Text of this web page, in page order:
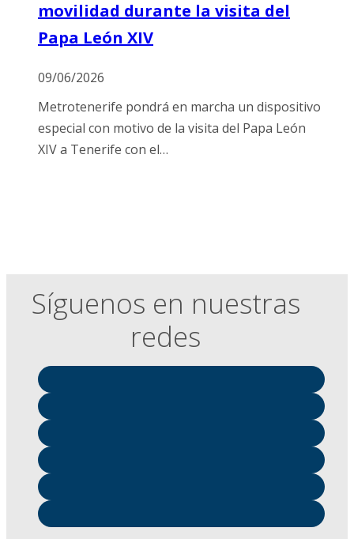
movilidad durante la visita del
Papa León XIV
09/06/2026
Metrotenerife pondrá en marcha un dispositivo
especial con motivo de la visita del Papa León
XIV a Tenerife con el…
Síguenos en nuestras
redes